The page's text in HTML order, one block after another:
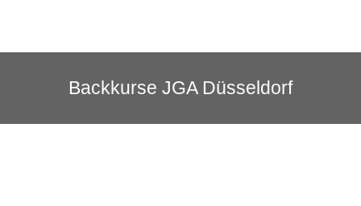
Backkurse JGA Düsseldorf